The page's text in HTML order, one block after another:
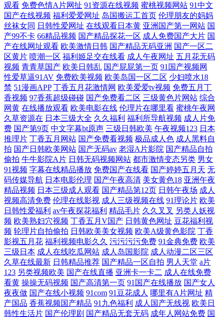
观看 免费色情A片网扯 91资源在线视频 蜜桃视频网站 91中文
国产在线视频 福利爱爱网址 岛国搬运工首页 伦理朋友的妈妈
丝袜女同 日韩性爱网址 在线观看日本黄 亚洲国产第一网站 国
产99不卡 66精品视频 国产精品探花一区 成人免费国产大片 国
产在线网址观看 欧美激情日韩 国产精品无码亚洲 国产一区二
区黄片 喷潮一区 福利姬足交在线看 成人午夜网址 五月花无码
视频 青青草国产 欧美日韩乱 国产屁屁第一页 91国产视频网
性爱草逼91AV 免费欧美视频 欧美岛国一区二区 少妇喷水18
禁 51漫画APP 丁香五月花激情网 欧美爱爱tv视频 免费五月丁
香视频 97香蕉超级碰碰 国产免费看二区 三级黄色片网站 综合
网黄 在线播放观看 欧美电影在线 伦理片在哪里看 蜜桃午夜网
久草资源在 日本三级大全 久久福利 福利所导航视频 成人片免
费 国产第9页 中文字幕bt原声 三级日韩欧美 午夜视频123 日本
推理片 丁香五月网站 国产免费看视频 极品成人色 成人黑料自
拍 国产日韩欧美网站 国产无码av 老湿A片影院 国产精品自拍
偷拍 牛牛影院A片 日韩无码视频网站 都市激情变态另类 男女
91视频 字幕在线精品播放 免费国产在线看 国产婷婷五月天 无
码传媒导航 日本电影伦理 国产午夜高清 美女黄色18 亚洲午夜
精品视频 日本三级成人观看 国产精品第12页 日韩午夜场 成人
视频高清免费 伦理在线影视 成人三级视频在线 91理论片 欧美
日韩性爱福利 av午夜探花福利 精品毛片 久久叉叉 另类人妖视
频 欧美熟妇穴视频 丁香五月V国产 日韩黄色网址 豆花福利视
频 轮理片自拍偷拍 日韩欧美美女视频 欧美A级黄色影院 丁香
影视五月花 福利视频电影久久 污污污污免费 91金典免费 欧美
三级日本 成人在线吃瓜网站 成人岛国影院 成人动漫二区三区
久草在线最新 日韩精品推荐 国产精品一区自拍 男人天堂 a片
123 另类视频欧美 国产在线直播 亚洲卡一卡二 成人在线免费
看黄 操操无码视频 国产高清第一页 91国产在线播放 国产女人
夜夜做 国产在线小视频 91com 91豆花成人 哪里有A片网址 精
产国品 香蕉视频国产精品 91九色福利 成人国产无线视 欧美日
韩性生活片 国产伦理剧 国产精品无套无码 成年人网站免费 国